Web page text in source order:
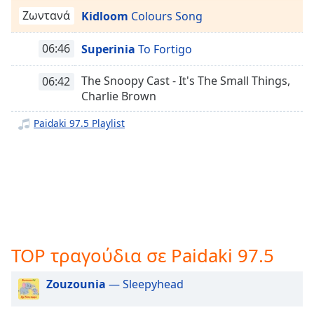
Chapters
Descriptions
descriptions
off,
Subtitles
off,
selected
Audio
Ζωντανά Kidloom Colours Song
06:46 Superinia To Fortigo
06:42
The Snoopy Cast - It's The Small Things,
Charlie Brown
Paidaki 97.5 Playlist
TOP τραγούδια σε Paidaki 97.5
Zouzounia — Sleepyhead